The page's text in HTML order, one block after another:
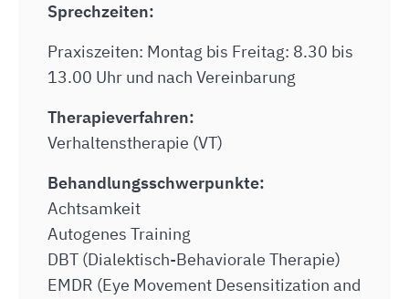
Sprechzeiten:
Praxiszeiten: Montag bis Freitag: 8.30 bis
13.00 Uhr und nach Vereinbarung
Therapieverfahren:
Verhaltenstherapie (VT)
Behandlungsschwerpunkte:
Achtsamkeit
Autogenes Training
DBT (Dialektisch-Behaviorale Therapie)
EMDR (Eye Movement Desensitization and